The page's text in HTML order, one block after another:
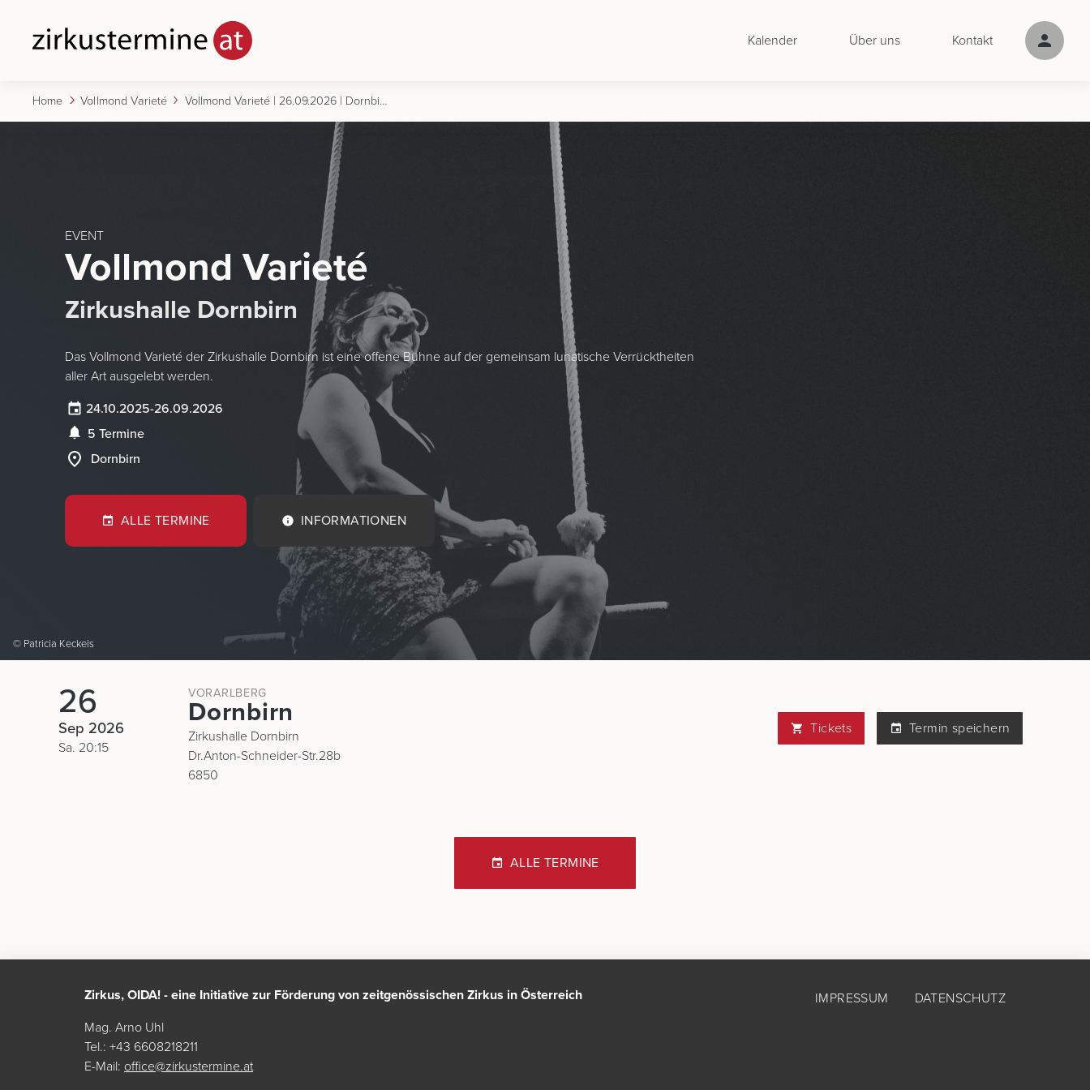
Kalender Über uns Kontakt
Home Vollmond Varieté Vollmond Varieté | 26.09.2026 | Dornbirn
© Patricia Keckeis
EVENT
Vollmond Varieté
Zirkushalle Dornbirn
Das Vollmond Varieté der Zirkushalle Dornbirn ist eine offene Bühne auf der gemeinsam lunatische Verrücktheiten
aller Art ausgelebt werden.
24.10.2025-26.09.2026
5 Termine
Dornbirn
ALLE TERMINE INFORMATIONEN
26
Sep 2026
Sa. 20:15
VORARLBERG
Dornbirn
Zirkushalle Dornbirn
Dr.Anton-Schneider-Str.28b
6850
Tickets Termin speichern
ALLE TERMINE
Zirkus, OIDA! - eine Initiative zur Förderung von zeitgenössischen Zirkus in Österreich
Mag. Arno Uhl
Tel.: +43 6608218211
E-Mail: office@zirkustermine.at
IMPRESSUM DATENSCHUTZ